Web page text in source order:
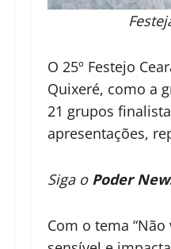
O 25º Festejo
Quixeré, como a
21 grupos
apresentações,
Siga o Poder
Com o tema